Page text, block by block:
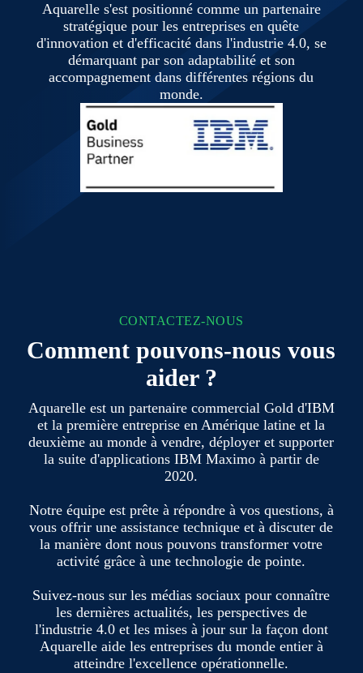
Aquarelle s'est positionné comme un partenaire
stratégique pour les entreprises en quête
d'innovation et d'efficacité dans l'industrie 4.0, se
démarquant par son adaptabilité et son
accompagnement dans différentes régions du
monde.
CONTACTEZ-NOUS
Comment pouvons-nous vous
aider ?
Aquarelle est un partenaire commercial Gold d'IBM
et la première entreprise en Amérique latine et la
deuxième au monde à vendre, déployer et supporter
la suite d'applications IBM Maximo à partir de
2020.
Notre équipe est prête à répondre à vos questions, à
vous offrir une assistance technique et à discuter de
la manière dont nous pouvons transformer votre
activité grâce à une technologie de pointe.
Suivez-nous sur les médias sociaux pour connaître
les dernières actualités, les perspectives de
l'industrie 4.0 et les mises à jour sur la façon dont
Aquarelle aide les entreprises du monde entier à
atteindre l'excellence opérationnelle.